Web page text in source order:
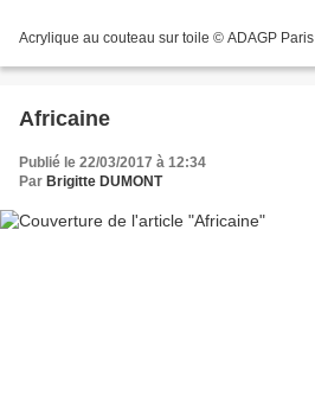
Acrylique au couteau sur toile © ADAGP Paris
Africaine
Publié le 22/03/2017 à 12:34
Par Brigitte DUMONT